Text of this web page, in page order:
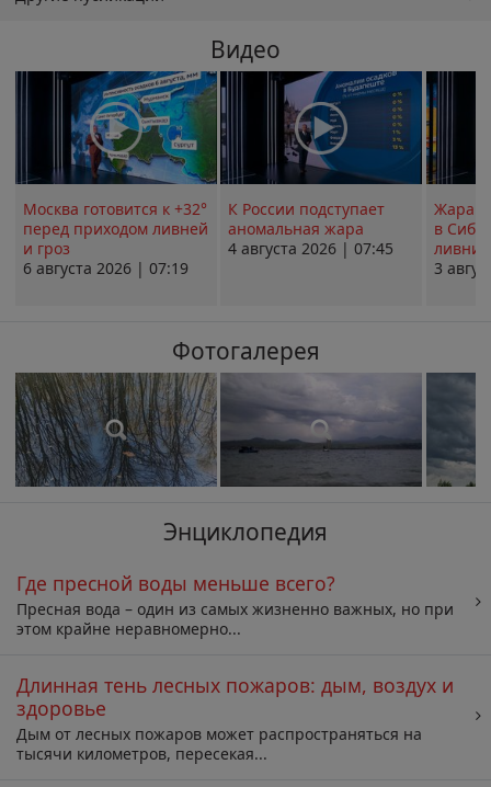
Видео
Москва готовится к +32°
перед приходом ливней
и гроз
6 августа 2026 | 07:19
К России подступает
аномальная жара
4 августа 2026 | 07:45
Жара в
в
ливни
3
Фотогалерея
Энциклопедия
Где пресной воды меньше всего?
Пресная вода – один из самых жизненно важных, но при
этом крайне неравномерно...
Длинная тень лесных пожаров: дым, воздух и
здоровье
Дым от лесных пожаров может распространяться на
тысячи километров, пересекая...